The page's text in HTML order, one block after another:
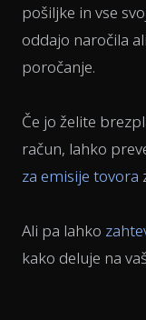
pošiljke in vse
oddajo naročila
poročanje.
Če jo želite
račun, lahko
za emisije tovora
Ali pa lahko
kako deluje na